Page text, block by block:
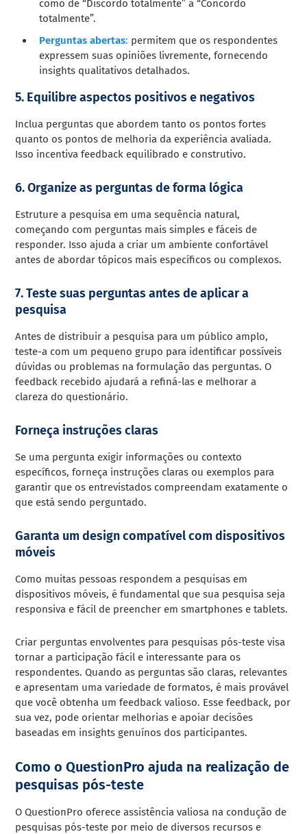
como de “Discordo totalmente” a “Concordo
totalmente”.
Perguntas abertas: permitem que os respondentes
expressem suas opiniões livremente, fornecendo
insights qualitativos detalhados.
5. Equilibre aspectos positivos e negativos
Inclua perguntas que abordem tanto os pontos fortes
quanto os pontos de melhoria da experiência avaliada.
Isso incentiva feedback equilibrado e construtivo.
6. Organize as perguntas de forma lógica
Estruture a pesquisa em uma sequência natural,
começando com perguntas mais simples e fáceis de
responder. Isso ajuda a criar um ambiente confortável
antes de abordar tópicos mais específicos ou complexos.
7. Teste suas perguntas antes de aplicar a
pesquisa
Antes de distribuir a pesquisa para um público amplo,
teste-a com um pequeno grupo para identificar possíveis
dúvidas ou problemas na formulação das perguntas. O
feedback recebido ajudará a refiná-las e melhorar a
clareza do questionário.
Forneça instruções claras
Se uma pergunta exigir informações ou contexto
específicos, forneça instruções claras ou exemplos para
garantir que os entrevistados compreendam exatamente o
que está sendo perguntado.
Garanta um design compatível com dispositivos
móveis
Como muitas pessoas respondem a pesquisas em
dispositivos móveis, é fundamental que sua pesquisa seja
responsiva e fácil de preencher em smartphones e tablets.
Criar perguntas envolventes para pesquisas pós-teste visa
tornar a participação fácil e interessante para os
respondentes. Quando as perguntas são claras, relevantes
e apresentam uma variedade de formatos, é mais provável
que você obtenha um feedback valioso. Esse feedback, por
sua vez, pode orientar melhorias e apoiar decisões
baseadas em insights genuínos dos participantes.
Como o QuestionPro ajuda na realização de
pesquisas pós-teste
O QuestionPro oferece assistência valiosa na condução de
pesquisas pós-teste por meio de diversos recursos e